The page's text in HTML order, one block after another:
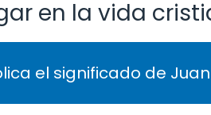
en la vida
el significado de